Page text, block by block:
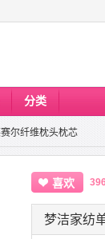
分类
尔纤维枕头枕芯
喜欢
梦洁家纺